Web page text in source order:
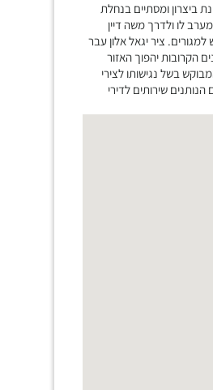
ביצרון ומסתיים בנחלת
מקביל לנתיבי איילון שממערב לו ולדרך משה דיין
ציר יגאל אלון עבר
הקרובות יהפוך האזור
בשל נגישותו לצירי
שירותים לדירי